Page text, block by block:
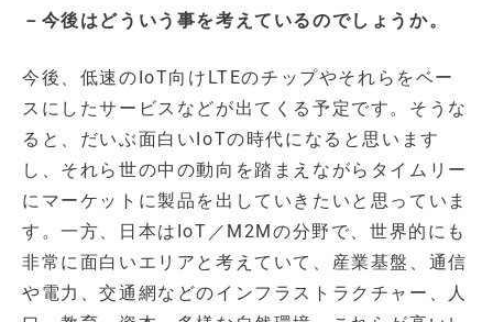
－今後はどういう事を考えているのでしょうか。
今後、低速のIoT向けLTEのチップやそれらをベー
スにしたサービスなどが出てくる予定です。そうな
ると、だいぶ面白いIoTの時代になると思います
し、それら世の中の動向を踏まえながらタイムリー
にマーケットに製品を出していきたいと思っていま
す。一方、日本はIoT／M2Mの分野で、世界的にも
非常に面白いエリアと考えていて、産業基盤、通信
や電力、交通網などのインフラストラクチャー、人